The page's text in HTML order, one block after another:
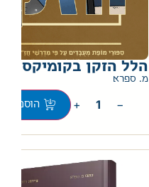
הלל הזקן בקומיקס
מ. ספרא
−
+ הוספה